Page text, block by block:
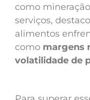
como
serviços,
alimentos
como margens
volatilidade de